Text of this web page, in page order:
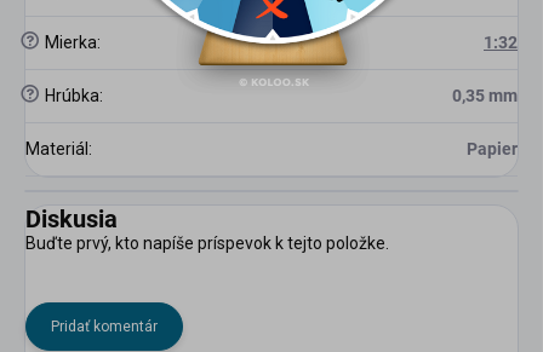
? Mierka: 1:32
? Hrúbka: 0,35 mm
Materiál : Papier
Diskusia
Buďte prvý, kto napíše príspevok k tejto položke.
Pridať komentár